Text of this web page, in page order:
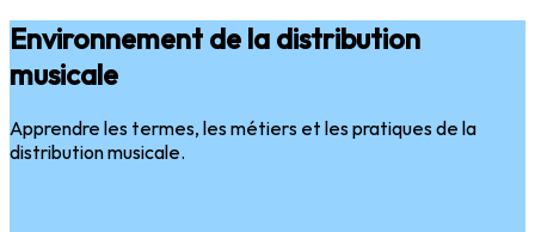
Environnement de la distribution
musicale
Apprendre les termes, les métiers et les pratiques de la
distribution musicale.